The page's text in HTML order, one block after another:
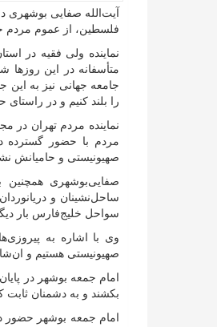
آیت‌الله صفایی بوشهری
فلسطین، از عموم مردم
نماینده ولی فقیه در
متأسفانه در این
جامعه جهانی نیز به
را بلند کنیم و در
نماینده مردم تهران
مردم با حضور گسترده
صهیونیستی و حامیانش
صفایی‌بوشهری همچنین
ساحل‌نشینان و
سواحل خلیج‌فارس بار
وی با اشاره به
صهیونیستی هستیم و
امام جمعه بوشهر در
بکشند و به دشمنان ثابت
امام جمعه بوشهر حضور